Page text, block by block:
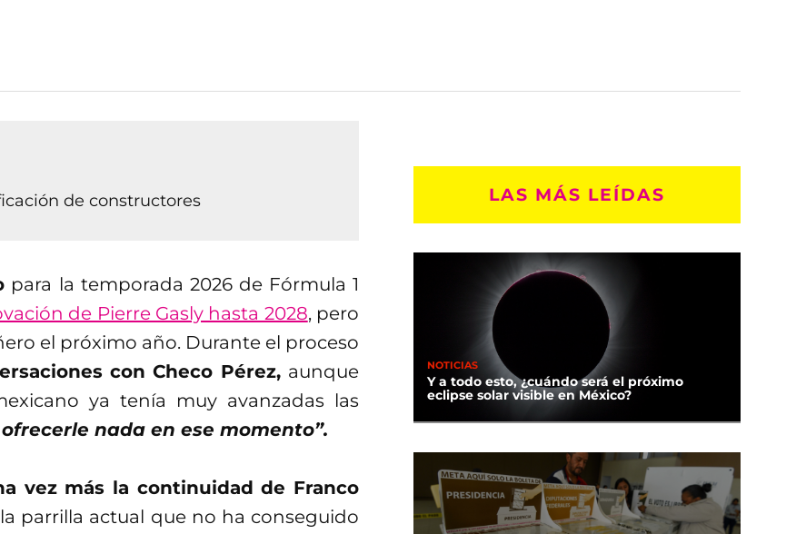
de constructores
para la temporada 2026 de Fórmula 1
de Pierre Gasly hasta 2028, pero
el próximo año. Durante el proceso
con Checo Pérez, aunque
ya tenía muy avanzadas las
nada en ese momento”.
vez más la continuidad de Franco
parrilla actual que no ha conseguido
LAS MÁS LEÍDAS
NOTICIAS
Y a todo esto, ¿cuándo será el próximo
eclipse solar visible en México?